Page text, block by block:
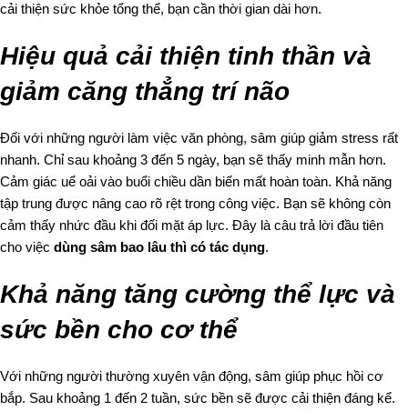
cải thiện sức khỏe tổng thể, bạn cần thời gian dài hơn.
Hiệu quả cải thiện tinh thần và
giảm căng thẳng trí não
Đối với những người làm việc văn phòng, sâm giúp giảm stress rất
nhanh. Chỉ sau khoảng 3 đến 5 ngày, bạn sẽ thấy minh mẫn hơn.
Cảm giác uể oải vào buổi chiều dần biến mất hoàn toàn. Khả năng
tập trung được nâng cao rõ rệt trong công việc. Bạn sẽ không còn
cảm thấy nhức đầu khi đối mặt áp lực. Đây là câu trả lời đầu tiên
cho việc dùng sâm bao lâu thì có tác dụng.
Khả năng tăng cường thể lực và
sức bền cho cơ thể
Với những người thường xuyên vận động, sâm giúp phục hồi cơ
bắp. Sau khoảng 1 đến 2 tuần, sức bền sẽ được cải thiện đáng kể.